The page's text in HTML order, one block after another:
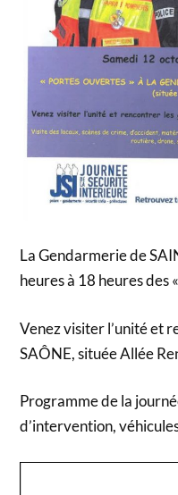
La Gendarmerie de
heures à 18 heures des
Venez visiter l’unité et
SAÔNE, située Allée
Programme de la
d’intervention,